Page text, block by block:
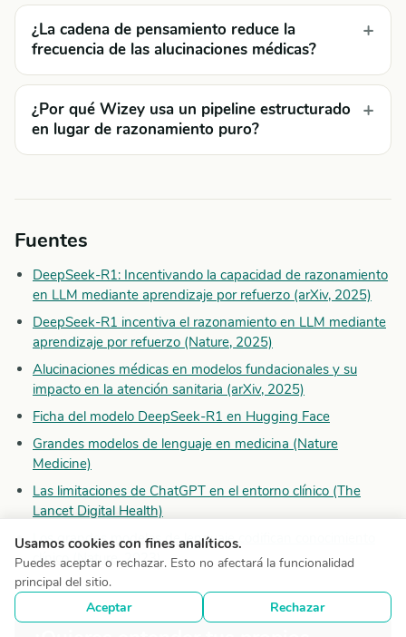
¿La cadena de pensamiento reduce la
frecuencia de las alucinaciones médicas?
¿Por qué Wizey usa un pipeline estructurado
en lugar de razonamiento puro?
Fuentes
DeepSeek-R1: Incentivando la capacidad de razonamiento
en LLM mediante aprendizaje por refuerzo (arXiv, 2025)
DeepSeek-R1 incentiva el razonamiento en LLM mediante
aprendizaje por refuerzo (Nature, 2025)
Alucinaciones médicas en modelos fundacionales y su
impacto en la atención sanitaria (arXiv, 2025)
Ficha del modelo DeepSeek-R1 en Hugging Face
Grandes modelos de lenguaje en medicina (Nature
Medicine)
Las limitaciones de ChatGPT en el entorno clínico (The
Lancet Digital Health)
Los grandes modelos de lenguaje codifican conocimiento
clínico (Nature, 2023)
Usamos cookies con fines analíticos.
Puedes aceptar o rechazar. Esto no afectará la funcionalidad
principal del sitio.
Aceptar
Rechazar